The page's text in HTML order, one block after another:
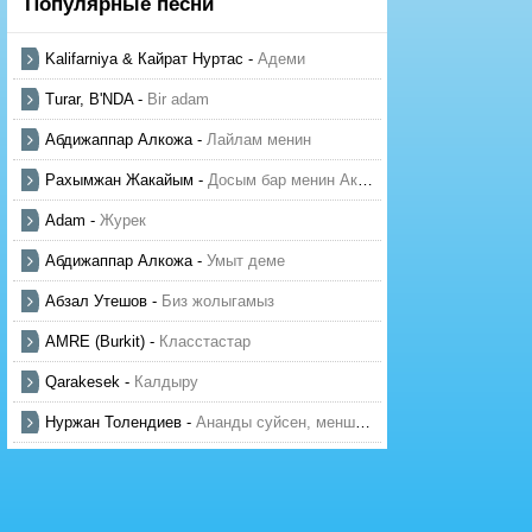
Kalifarniya & Кайрат Нуртас - Адеми
Turar, B'NDA- Bir adam
Абдижаппар Алкожа- Лайлам менин
Рахымжан Жакайым - Досым бар менин Актауда
Adam - Журек
Абдижаппар Алкожа- Умыт деме
Абзал Утешов - Биз жолыгамыз
AMRE (Burkit) - Класстастар
Qarakesek - Калдыру
Нуржан Толендиев - Ананды суйсен, менше суй